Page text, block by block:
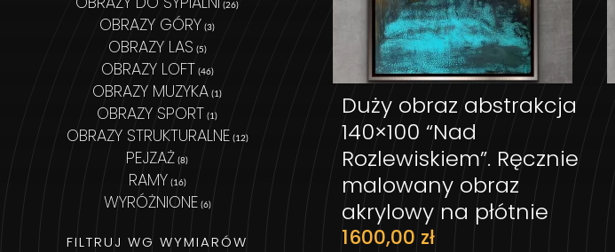
Duży obraz abstrakcja
140×100 “Nad
Rozlewiskiem”. Ręcznie
malowany obraz
akrylowy na płótnie
1600,00 zł
DODAJ DO KOSZYKA
(26)
OBRAZY GÓRY (3)
OBRAZY LAS (5)
OBRAZY LOFT (46)
OBRAZY MUZYKA (1)
OBRAZY SPORT (1)
OBRAZY STRUKTURALNE (12)
PEJZAŻ (8)
RAMY (16)
WYRÓŻNIONE (6)
FILTRUJ WG WYMIARÓW